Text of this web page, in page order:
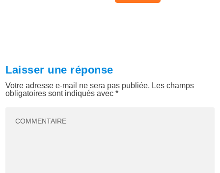
Laisser une réponse
Votre adresse e-mail ne sera pas publiée. Les champs
obligatoires sont indiqués avec*